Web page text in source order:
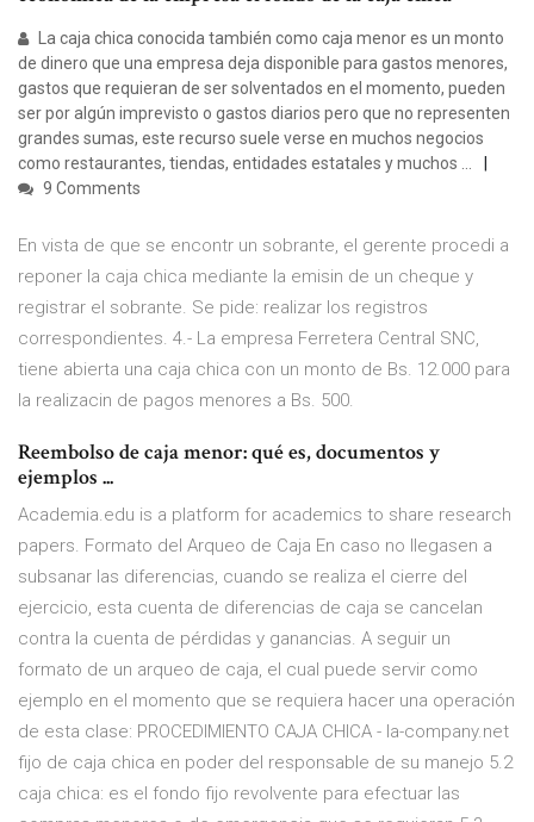
La caja chica conocida también como caja menor es un monto
de dinero que una empresa deja disponible para gastos menores,
gastos que requieran de ser solventados en el momento, pueden
ser por algún imprevisto o gastos diarios pero que no representen
grandes sumas, este recurso suele verse en muchos negocios
como restaurantes, tiendas, entidades estatales y muchos …
9 Comments
En vista de que se encontr un sobrante, el gerente procedi a
reponer la caja chica mediante la emisin de un cheque y
registrar el sobrante. Se pide: realizar los registros
correspondientes. 4.- La empresa Ferretera Central SNC,
tiene abierta una caja chica con un monto de Bs. 12.000 para
la realizacin de pagos menores a Bs. 500.
Reembolso de caja menor: qué es, documentos y
ejemplos ...
Academia.edu is a platform for academics to share research
papers. Formato del Arqueo de Caja En caso no llegasen a
subsanar las diferencias, cuando se realiza el cierre del
ejercicio, esta cuenta de diferencias de caja se cancelan
contra la cuenta de pérdidas y ganancias. A seguir un
formato de un arqueo de caja, el cual puede servir como
ejemplo en el momento que se requiera hacer una operación
de esta clase: PROCEDIMIENTO CAJA CHICA - la-company.net
fijo de caja chica en poder del responsable de su manejo 5.2
caja chica: es el fondo fijo revolvente para efectuar las